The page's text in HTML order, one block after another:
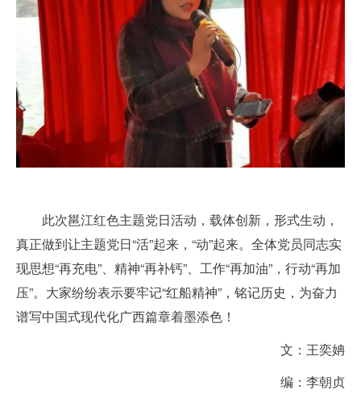
此次邕江红色主题党日活动，载体创新，形式生动，
真正做到让主题党日“活”起来，“动”起来。全体党员同志实
现思想“再充电”、精神“再补钙”、工作“再加油”，行动“再加
压”。大家纷纷表示要牢记“红船精神”，铭记历史，为奋力
谱写中国式现代化广西篇章着墨添色！
文：王奕姌
编：李朝贞